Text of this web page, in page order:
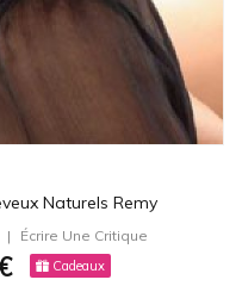
Naturels Remy
Écrire Une Critique
Cadeaux